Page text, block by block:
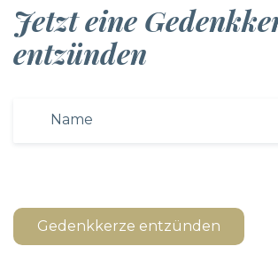
Jetzt eine
entzünden
Gedenkkerze entzünden